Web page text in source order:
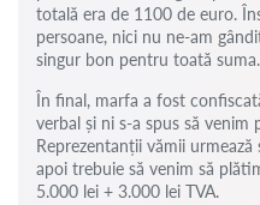
totală era de 1100 de euro.
persoane, nici nu ne-am
singur bon pentru toată suma.
În final, marfa a fost
verbal și ni s-a spus să venim
Reprezentanții vămii
apoi trebuie să venim să
5.000 lei + 3.000 lei TVA.